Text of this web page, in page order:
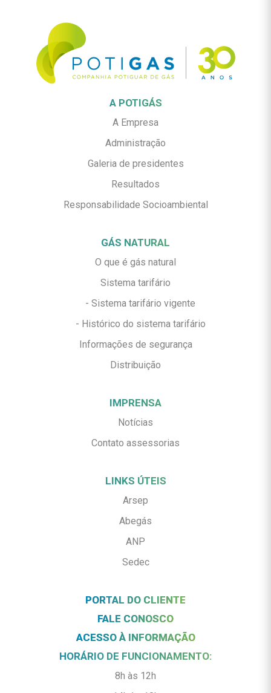
A POTIGÁS
A Empresa
Administração
Galeria de presidentes
Resultados
Responsabilidade Socioambiental
GÁS NATURAL
O que é gás natural
Sistema tarifário
- Sistema tarifário vigente
- Histórico do sistema tarifário
Informações de segurança
Distribuição
IMPRENSA
Notícias
Contato assessorias
LINKS ÚTEIS
Arsep
Abegás
ANP
Sedec
PORTAL DO CLIENTE
FALE CONOSCO
ACESSO À INFORMAÇÃO
HORÁRIO DE FUNCIONAMENTO:
8h às 12h